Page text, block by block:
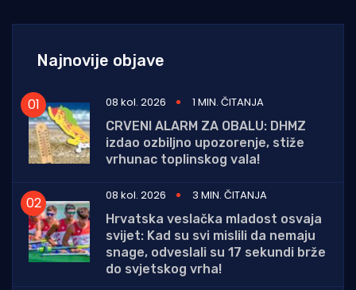
Najnovije objave
08 kol. 2026
1 MIN. ČITANJA
CRVENI ALARM ZA OBALU: DHMZ
izdao ozbiljno upozorenje, stiže
vrhunac toplinskog vala!
08 kol. 2026
3 MIN. ČITANJA
Hrvatska veslačka mladost osvaja
svijet: Kad su svi mislili da nemaju
snage, odveslali su 17 sekundi brže
do svjetskog vrha!